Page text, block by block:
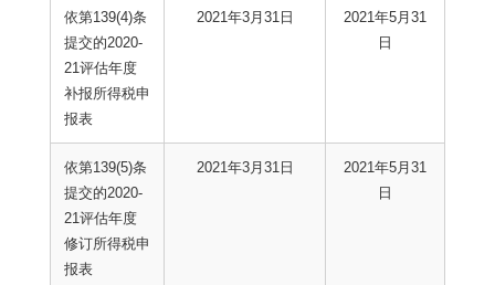
依第139(4)条
提交的2020-
21评估年度
补报所得税申
报表
2021年3月31日
2021年5月31
日
依第139(5)条
提交的2020-
21评估年度
修订所得税申
报表
2021年3月31日
2021年5月31
日